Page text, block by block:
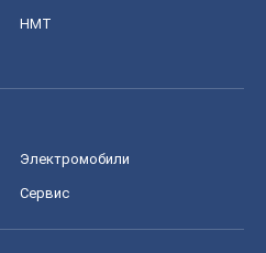
НМТ
Электромобили
Сервис